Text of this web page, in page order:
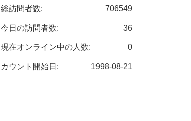
706549
総訪問者数:
36
今日の訪問者数:
0
現在オンライン中の人数:
1998-08-21
カウント開始日: